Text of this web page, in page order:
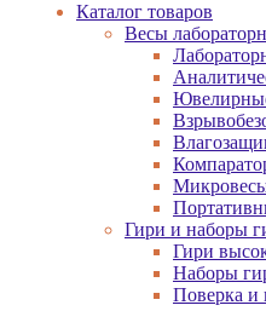
Каталог товаров
Весы
Гири и наборы
Гири
Наборы
Поверка и